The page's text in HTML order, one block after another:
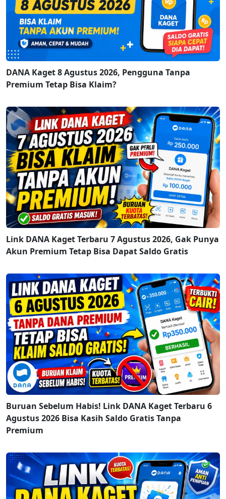
DANA Kaget 8 Agustus 2026, Pengguna Tanpa
Premium Tetap Bisa Klaim?
Link DANA Kaget Terbaru 7 Agustus 2026, Gak Punya
Akun Premium Tetap Bisa Dapat Saldo Gratis
Buruan Sebelum Habis! Link DANA Kaget Terbaru 6
Agustus 2026 Bisa Kasih Saldo Gratis Tanpa
Premium